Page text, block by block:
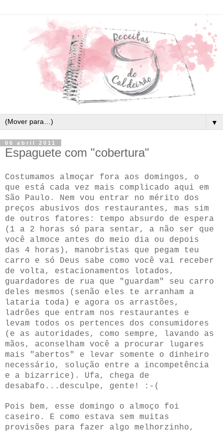
▼
06 abril 2011
Espaguete com "cobertura"
Costumamos almoçar fora aos domingos, o
que está cada vez mais complicado aqui em
São Paulo. Nem vou entrar no mérito dos
preços abusivos dos restaurantes, mas sim
de outros fatores: tempo absurdo de espera
(1 a 2 horas só para sentar, a não ser que
você almoce antes do meio dia ou depois
das 4 horas), manobristas que pegam teu
carro e só Deus sabe como você vai receber
de volta, estacionamentos lotados,
guardadores de rua que "guardam" seu carro
deles mesmos (senão eles te arranham a
lataria toda) e agora os arrastões,
ladrões que entram nos restaurantes e
levam todos os pertences dos consumidores
(e as autoridades, como sempre, lavando as
mãos, aconselham você a procurar lugares
mais "abertos" e levar somente o dinheiro
necessário, solução entre a incompetência
e a bizarrice). Ufa, chega de
desabafo...desculpe, gente! :-(
Pois bem, esse domingo o almoço foi
caseiro. E como estava sem muitas
provisões para fazer algo melhorzinho,